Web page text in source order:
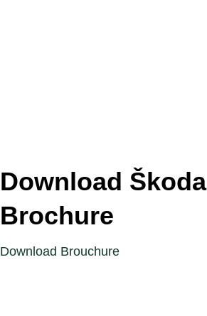
Download Škoda
Brochure
Download Brouchure